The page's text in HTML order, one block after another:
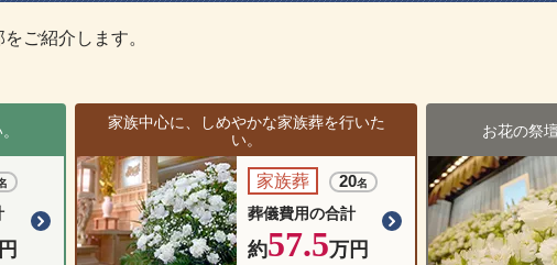
ご紹介します。
家族中心に、しめやかな家族葬を行いた
い。
家族葬 20名
葬儀費用の合計
約57.5万円
お花の祭